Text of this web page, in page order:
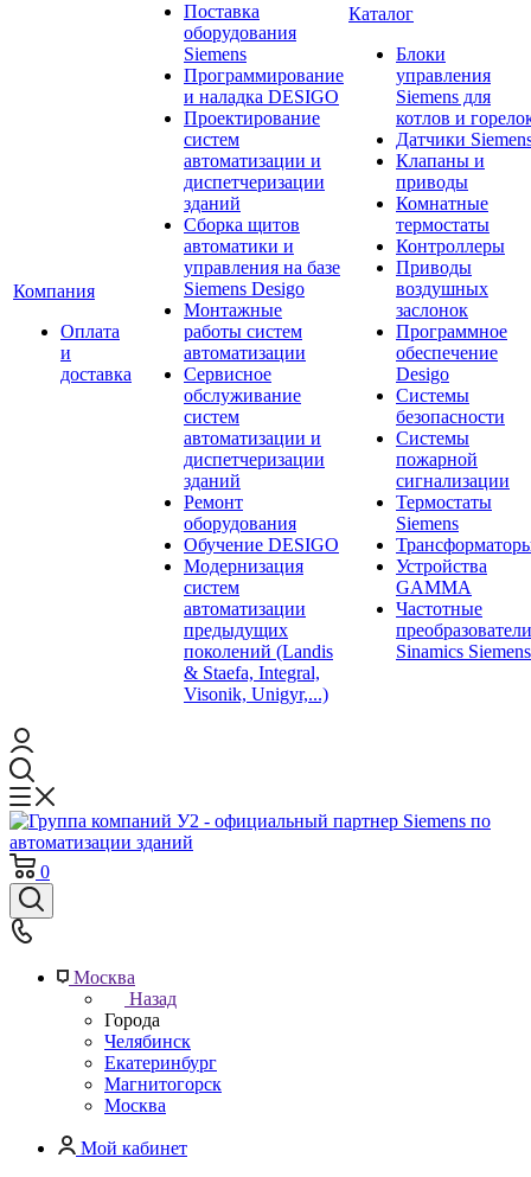
Компания
Оплата
и
доставка
Поставка
оборудования
Siemens
Программирование
и наладка DESIGO
Проектирование
систем
автоматизации и
диспетчеризации
зданий
Сборка щитов
автоматики и
управления на базе
Siemens Desigo
Монтажные
работы систем
автоматизации
Сервисное
обслуживание
систем
автоматизации и
диспетчеризации
зданий
Ремонт
оборудования
Обучение DESIGO
Модернизация
систем
автоматизации
предыдущих
поколений (Landis
& Staefa, Integral,
Visonik, Unigyr,...)
Каталог
Блоки
управления
Siemens для
котлов и
Датчики
Клапаны и
приводы
Комнатные
термостаты
Контроллеры
Приводы
воздушных
заслонок
Программное
обеспечение
Desigo
Системы
безопасности
Системы
пожарной
сигнализации
Термостаты
Siemens
Устройства
GAMMA
Частотные
преобразователи
Sinamics Siemens
0
Москва
Назад
Города
Челябинск
Екатеринбург
Магнитогорск
Москва
Мой кабинет